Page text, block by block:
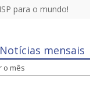
para o mundo!
Notícias mensais